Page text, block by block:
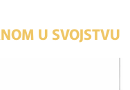
U SVOJSTVU